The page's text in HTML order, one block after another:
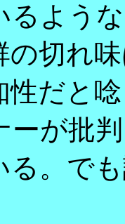
るよう
の切れ
性だと
ーが批
る。で